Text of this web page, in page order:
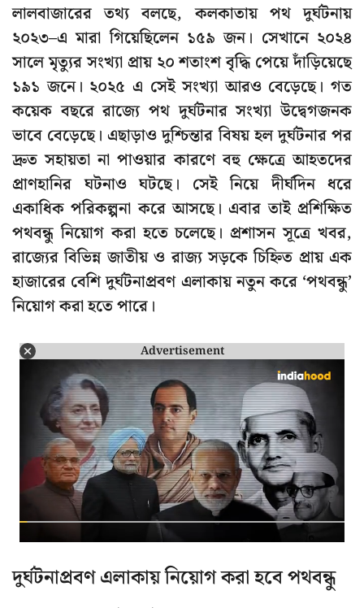
লালবাজারের তথ্য বলছে, কলকাতায় পথ দুর্ঘটনায়
২০২৩–এ মারা গিয়েছিলেন ১৫৯ জন। সেখানে ২০২৪
সালে মৃত্যুর সংখ্যা প্রায় ২০ শতাংশ বৃদ্ধি পেয়ে দাঁড়িয়েছে
১৯১ জনে। ২০২৫ এ সেই সংখ্যা আরও বেড়েছে। গত
কয়েক বছরে রাজ্যে পথ দুর্ঘটনার সংখ্যা উদ্বেগজনক
ভাবে বেড়েছে। এছাড়াও দুশ্চিন্তার বিষয় হল দুর্ঘটনার পর
দ্রুত সহায়তা না পাওয়ার কারণে বহু ক্ষেত্রে আহতদের
প্রাণহানির ঘটনাও ঘটছে। সেই নিয়ে দীর্ঘদিন ধরে
একাধিক পরিকল্পনা করে আসছে। এবার তাই প্রশিক্ষিত
পথবন্ধু নিয়োগ করা হতে চলেছে। প্রশাসন সূত্রে খবর,
রাজ্যের বিভিন্ন জাতীয় ও রাজ্য সড়কে চিহ্নিত প্রায় এক
হাজারের বেশি দুর্ঘটনাপ্রবণ এলাকায় নতুন করে ‘পথবন্ধু’
নিয়োগ করা হতে পারে।
Advertisement
দুর্ঘটনাপ্রবণ এলাকায় নিয়োগ করা হবে পথবন্ধু